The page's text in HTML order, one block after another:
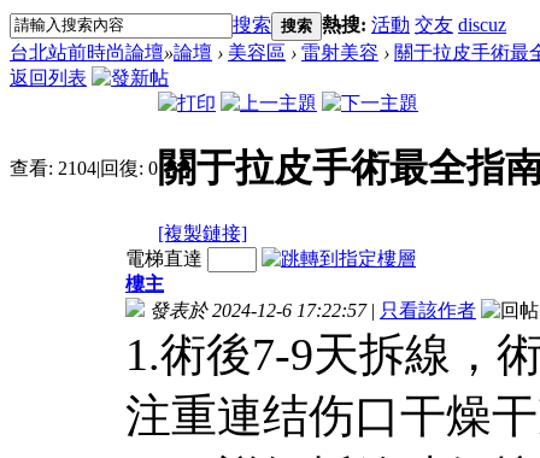
搜索 搜索 熱搜: 活動 交友 discuz
台北站前時尚論壇»論壇 › 美容區 › 雷射美容 › 關于拉皮手術最
返回列表
查看: 2104|回復: 0 關于拉皮手術最全指
[複製鏈接]
電梯直達
樓主
發表於 2024-12-6 17:22:57 | 只看該作者
1.術後7-9天拆線，
注重連结伤口干燥